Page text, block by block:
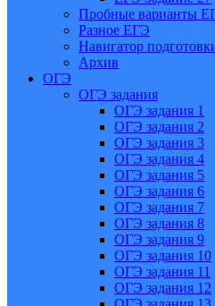
Пробные варианты
Разное ЕГЭ
Навигатор
Архив
ОГЭ
ОГЭ задания
ОГЭ задания 1
ОГЭ задания 2
ОГЭ задания 3
ОГЭ задания 4
ОГЭ задания 5
ОГЭ задания 6
ОГЭ задания 7
ОГЭ задания 8
ОГЭ задания 9
ОГЭ задания 10
ОГЭ задания 11
ОГЭ задания 12